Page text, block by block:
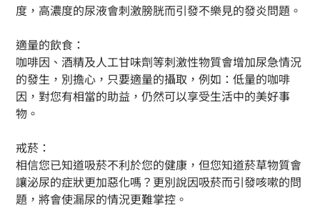
度，高濃度的尿液會刺激膀胱而引發不樂見的發炎問題。
適量的飲食：
咖啡因、酒精及人工甘味劑等刺激性物質會增加尿急情況
的發生，別擔心，只要適量的攝取，例如：低量的咖啡
因，對您有相當的助益，仍然可以享受生活中的美好事
物。
戒菸：
相信您已知道吸菸不利於您的健康，但您知道菸草物質會
讓泌尿的症狀更加惡化嗎？更別說因吸菸而引發咳嗽的問
題，將會使漏尿的情況更難掌控。